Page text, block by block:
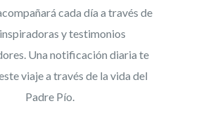
cada día a través de
y testimonios
Una notificación diaria te
viaje a través de la vida del
Padre Pío.